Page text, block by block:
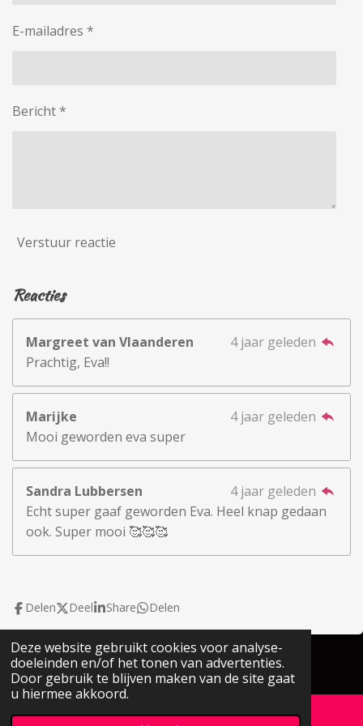
Deze website gebruikt cookies voor analyse-
doeleinden en/of het tonen van advertenties.
Door gebruik te blijven maken van de site gaat
u hiermee akkoord.
E-mailadres *
Bericht *
Verstuur reactie
Reacties
Margreet van Vlaanderen
4 jaar geleden
Prachtig, Eva!!
Marijke
4 jaar geleden
Mooi geworden eva super
Sandra Lubbersen
4 jaar geleden
Echt super gaaf geworden Eva. Heel knap gedaan
ook. Super mooi 🥰🥰🥰
Delen Deel Share Delen
© 2022 - 2026 Janice EVE Life
Powered byJouwWeb